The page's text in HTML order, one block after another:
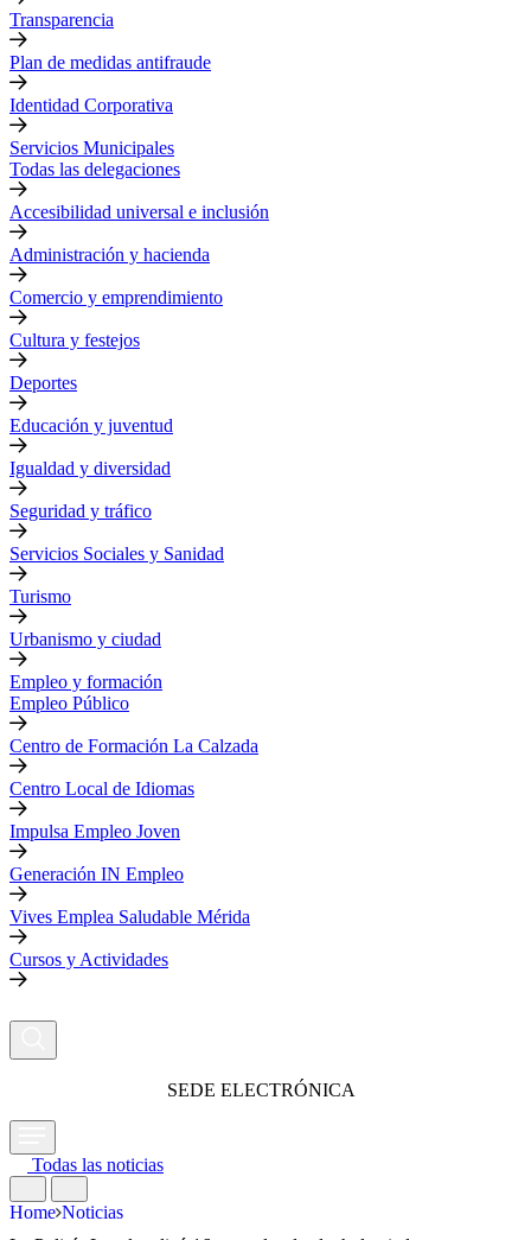
Transparencia
Plan de medidas antifraude
Identidad Corporativa
Servicios Municipales
Todas las delegaciones
Accesibilidad universal e inclusión
Administración y hacienda
Comercio y emprendimiento
Cultura y festejos
Deportes
Educación y juventud
Igualdad y diversidad
Seguridad y tráfico
Servicios Sociales y Sanidad
Turismo
Urbanismo y ciudad
Empleo y formación
Empleo Público
Centro de Formación La Calzada
Centro Local de Idiomas
Impulsa Empleo Joven
Generación IN Empleo
Vives Emplea Saludable Mérida
Cursos y Actividades
SEDE ELECTRÓNICA
Todas las noticias
Home Noticias